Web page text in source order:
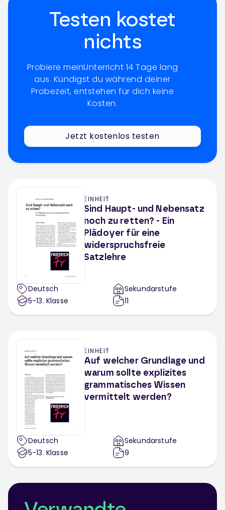
Testen kostet
nichts
Probiere meinUnterricht 14 Tage lang
aus. Kündigst du während deiner
Probezeit, entstehen für dich keine
Kosten.
Jetzt kostenlos testen
EINHEIT
Sind Haupt- und Nebensatz
noch zu retten? - Ein
Plädoyer für eine
widerspruchsfreie
Satzlehre
Deutsch
5-13. Klasse
Sekundarstufe
11
EINHEIT
Auf welcher Grundlage und
warum sollte explizites
grammatisches Wissen
vermittelt werden?
Deutsch
5-13. Klasse
Sekundarstufe
9